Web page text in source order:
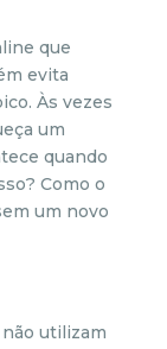
que
evita
Às vezes
um
quando
Como o
um novo
utilizam